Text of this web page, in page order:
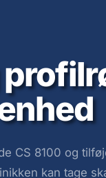
CS 8100 og
kan tage